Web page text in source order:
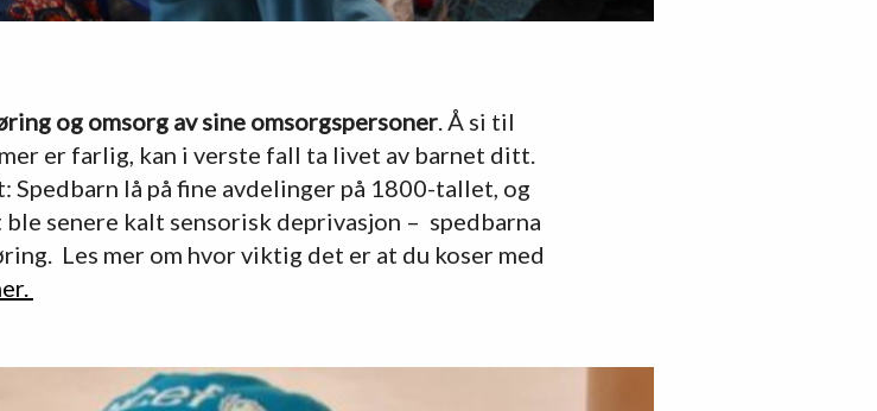
og omsorg av sine omsorgspersoner. Å si til
er farlig, kan i verste fall ta livet av barnet ditt.
Spedbarn lå på fine avdelinger på 1800-tallet, og
senere kalt sensorisk deprivasjon – spedbarna
Les mer om hvor viktig det er at du koser med